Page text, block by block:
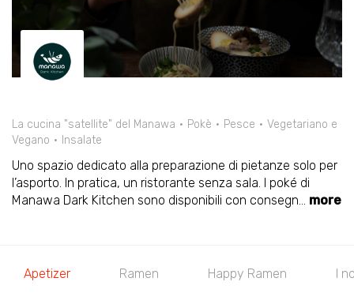
La cucina "satellite" del Manawa Pokè Pesce
Vegetariano e
Vegano
Insalate
Uno spazio dedicato alla preparazione di pietanze solo per
l’asporto. In pratica, un ristorante senza sala. I poké di
Manawa Dark Kitchen sono disponibili con consegn... more
Apetizer Ramen Happy Ramen I